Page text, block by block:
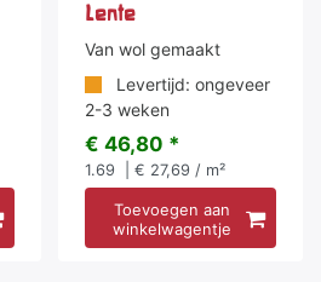
Lente
Van wol gemaakt
Levertijd: ongeveer
2-3 weken
€ 46,80 *
1.69 | € 27,69 / m²
Toevoegen aan
winkelwagentje